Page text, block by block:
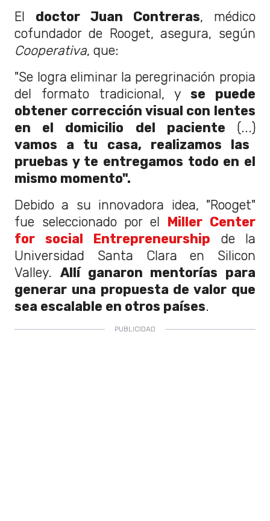
El doctor Juan Contreras, médico
cofundador de Rooget, asegura, según
Cooperativa, que:
"Se logra eliminar la peregrinación propia
del formato tradicional, y se puede
obtener corrección visual con lentes
en el domicilio del paciente (...)
vamos a tu casa, realizamos las
pruebas y te entregamos todo en el
mismo momento".
Debido a su innovadora idea, "Rooget"
fue seleccionado por el Miller Center
for social Entrepreneurship de la
Universidad Santa Clara en Silicon
Valley. Allí ganaron mentorías para
generar una propuesta de valor que
sea escalable en otros países.